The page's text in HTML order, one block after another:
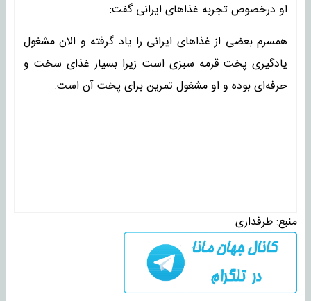
او درخصوص تجربه غذاهای ایرانی گفت:
همسرم بعضی از غذاهای ایرانی را یاد گرفته و الان مشغول
یادگیری پخت قرمه سبزی است زیرا بسیار غذای سخت و
حرفه‌ای بوده و او مشغول تمرین برای پخت آن است.
منبع:طرفداری